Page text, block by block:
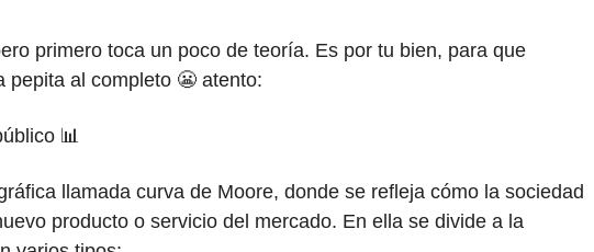
primero toca un poco de teoría. Es por tu bien, para que
pepita al completo 😬 atento:
📊
llamada curva de Moore, donde se refleja cómo la sociedad
producto o servicio del mercado. En ella se divide a la